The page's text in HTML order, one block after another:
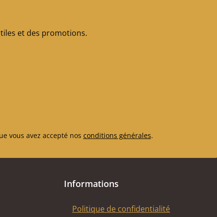
et des promotions.
vous avez accepté nos conditions générales.
Informations
Politique de confidentialité